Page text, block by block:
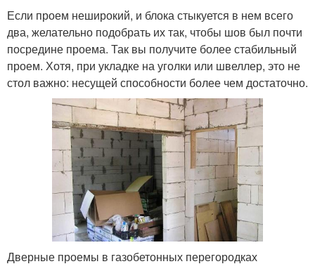
Если проем неширокий, и блока стыкуется в нем всего
два, желательно подобрать их так, чтобы шов был почти
посредине проема. Так вы получите более стабильный
проем. Хотя, при укладке на уголки или швеллер, это не
стол важно: несущей способности более чем достаточно.
Дверные проемы в газобетонных перегородках